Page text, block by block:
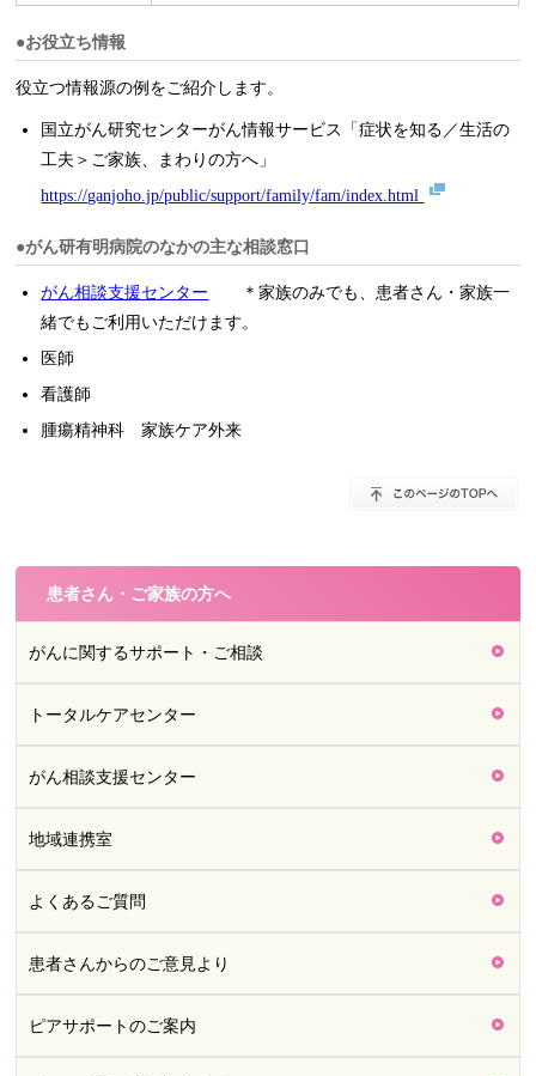
●お役立ち情報
役立つ情報源の例をご紹介します。
国立がん研究センターがん情報サービス「症状を知る／生活の
工夫＞ご家族、まわりの方へ」
https://ganjoho.jp/public/support/family/fam/index.html
●がん研有明病院のなかの主な相談窓口
がん相談支援センター ＊家族のみでも、患者さん・家族一
緒でもご利用いただけます。
医師
看護師
腫瘍精神科 家族ケア外来
患者さん・ご家族の方へ
がんに関するサポート・ご相談
トータルケアセンター
がん相談支援センター
地域連携室
よくあるご質問
患者さんからのご意見より
ピアサポートのご案内